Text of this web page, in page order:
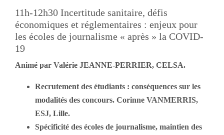
11h-12h30 Incertitude sanitaire, défis
économiques et réglementaires : enjeux pour
les écoles de journalisme « après » la COVID-
19
Animé par Valérie JEANNE-PERRIER, CELSA.
Recrutement des étudiants : conséquences sur les
modalités des concours. Corinne VANMERRIS,
ESJ, Lille.
Spécificité des écoles de journalisme, maintien des